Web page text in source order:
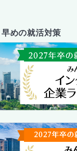
早めの就活対策